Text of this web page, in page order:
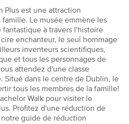
Plus est une attraction
Le musée emmène les
fantastique à travers l'histoire
enchanteur, le seul hommage
inventeurs scientifiques,
et tous les personnages de
attendez d'une classe
Situé dans le centre de Dublin, le
tous les membres de la famille!
Walk pour visiter le
Profitez d'une réduction de
guide de réduction